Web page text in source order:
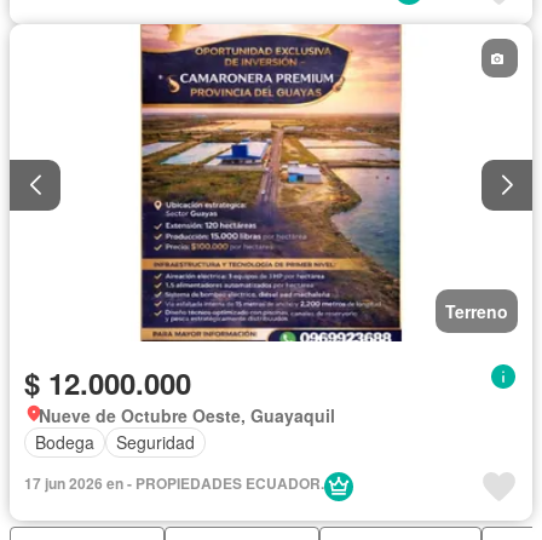
Terreno
$ 12.000.000
Nueve de Octubre Oeste, Guayaquil
Bodega
Seguridad
17 jun 2026 en - PROPIEDADES ECUADOR.